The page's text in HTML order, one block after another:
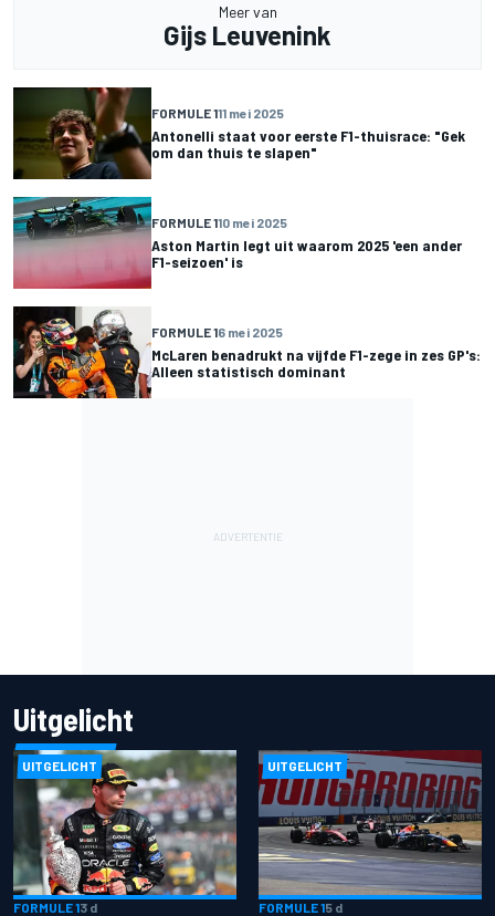
Meer van
Gijs Leuvenink
FORMULE 111 mei 2025
Antonelli staat voor eerste F1-thuisrace: "Gek
om dan thuis te slapen"
FORMULE 110 mei 2025
Aston Martin legt uit waarom 2025 'een ander
F1-seizoen' is
FORMULE 16 mei 2025
McLaren benadrukt na vijfde F1-zege in zes GP's:
Alleen statistisch dominant
Uitgelicht
UITGELICHT
FORMULE 13 d
UITGELICHT
FORMULE 15 d